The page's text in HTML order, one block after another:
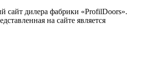
сайт дилера фабрики «ProfilDoors».
на сайте является